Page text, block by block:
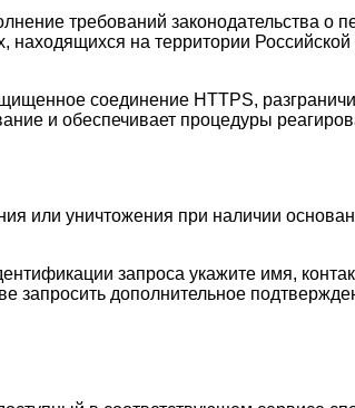
требований законодательства о
на территории
соединение HTTPS,
и обеспечивает процедуры
или уничтожения при наличии
запроса укажите имя,
дополнительное